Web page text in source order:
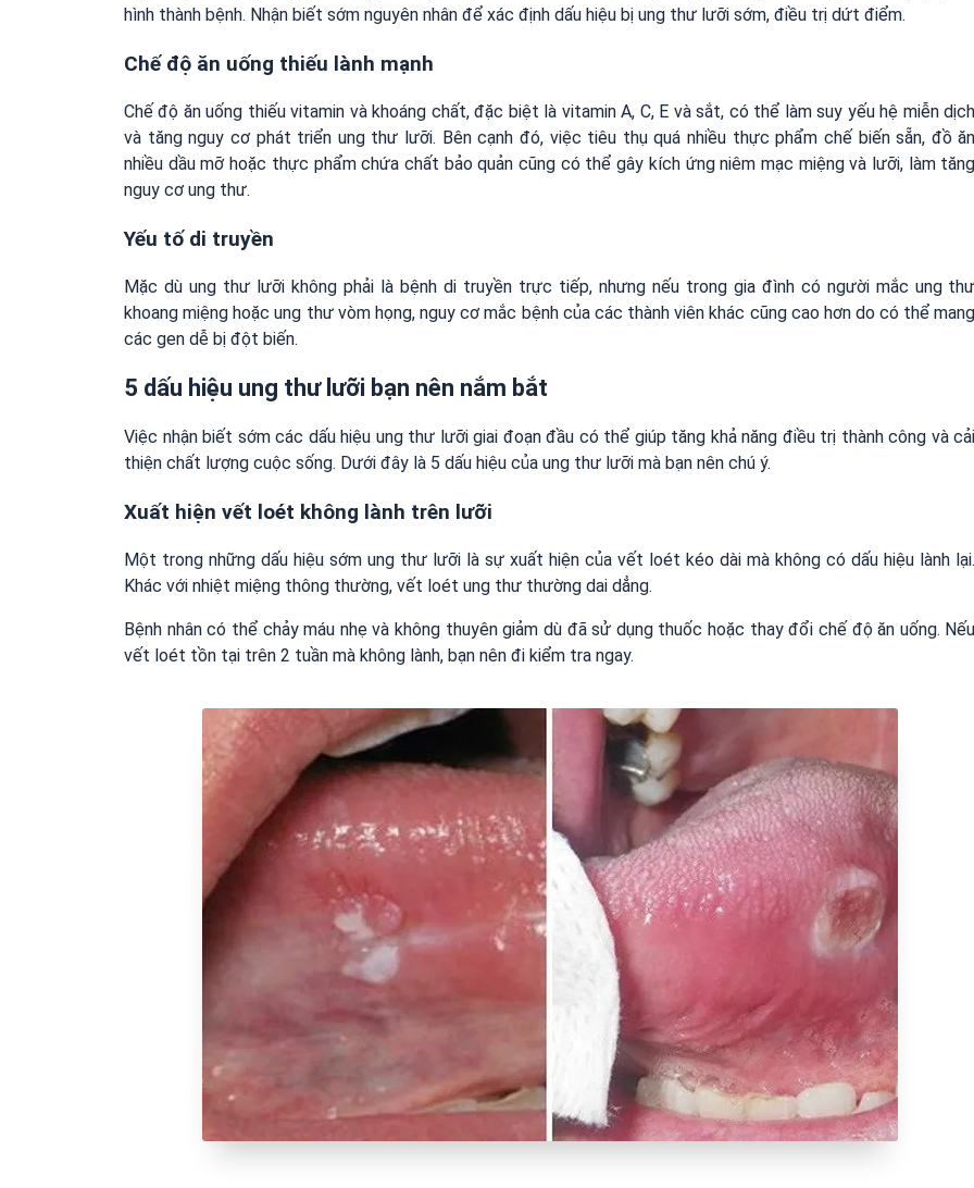
hình thành bệnh. Nhận biết sớm nguyên nhân để xác định dấu hiệu bị ung thư lưỡi sớm, điều trị dứt điểm.
Chế độ ăn uống thiếu lành mạnh
Chế độ ăn uống thiếu vitamin và khoáng chất, đặc biệt là vitamin A, C, E và sắt, có thể làm suy yếu hệ miễn dịch
và tăng nguy cơ phát triển ung thư lưỡi. Bên cạnh đó, việc tiêu thụ quá nhiều thực phẩm chế biến sẵn, đồ ăn
nhiều dầu mỡ hoặc thực phẩm chứa chất bảo quản cũng có thể gây kích ứng niêm mạc miệng và lưỡi, làm tăng
nguy cơ ung thư.
Yếu tố di truyền
Mặc dù ung thư lưỡi không phải là bệnh di truyền trực tiếp, nhưng nếu trong gia đình có người mắc ung thư
khoang miệng hoặc ung thư vòm họng, nguy cơ mắc bệnh của các thành viên khác cũng cao hơn do có thể mang
các gen dễ bị đột biến.
5 dấu hiệu ung thư lưỡi bạn nên nắm bắt
Việc nhận biết sớm các dấu hiệu ung thư lưỡi giai đoạn đầu có thể giúp tăng khả năng điều trị thành công và cải
thiện chất lượng cuộc sống. Dưới đây là 5 dấu hiệu của ung thư lưỡi mà bạn nên chú ý.
Xuất hiện vết loét không lành trên lưỡi
Một trong những dấu hiệu sớm ung thư lưỡi là sự xuất hiện của vết loét kéo dài mà không có dấu hiệu lành lại.
Khác với nhiệt miệng thông thường, vết loét ung thư thường dai dẳng.
Bệnh nhân có thể chảy máu nhẹ và không thuyên giảm dù đã sử dụng thuốc hoặc thay đổi chế độ ăn uống. Nếu
vết loét tồn tại trên 2 tuần mà không lành, bạn nên đi kiểm tra ngay.